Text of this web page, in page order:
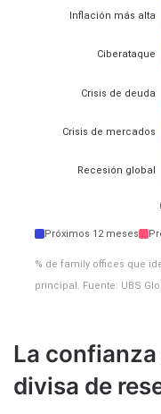
Próximos 12 meses
% de family offices que
principal. Fuente: UBS
La
divisa de